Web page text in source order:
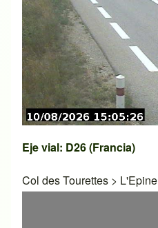
Eje vial: D26 (Francia)
Col des Tourettes > L'Epine